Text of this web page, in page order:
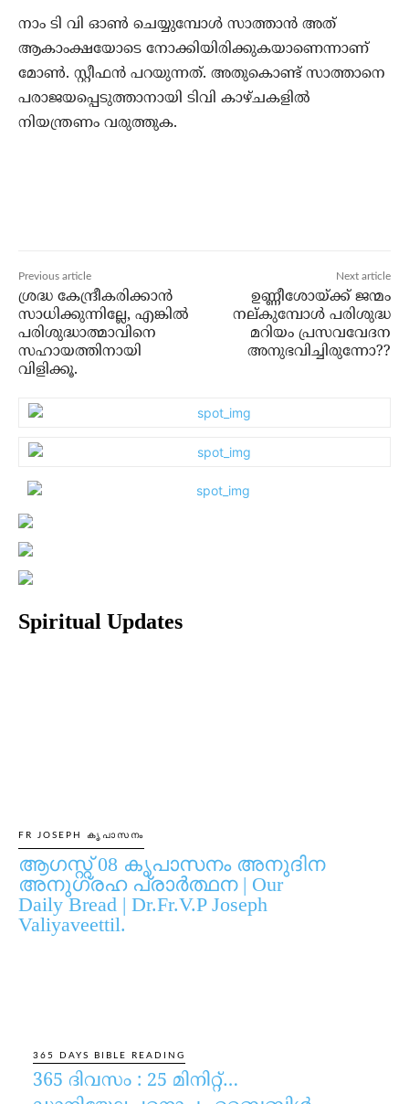
നാം ടി വി ഓണ്‍ ചെയ്യുമ്പോള്‍ സാത്താന്‍ അത്
ആകാംക്ഷയോടെ നോക്കിയിരിക്കുകയാണെന്നാണ്
മോണ്‍. സ്റ്റീഫന്‍ പറയുന്നത്. അതുകൊണ്ട് സാത്താനെ
പരാജയപ്പെടുത്താനായി ടിവി കാഴ്ചകളില്‍
നിയന്ത്രണം വരുത്തുക.
Previous article
ശ്രദ്ധ കേന്ദ്രീകരിക്കാന്‍
സാധിക്കുന്നില്ലേ, എങ്കില്‍
പരിശുദ്ധാത്മാവിനെ
സഹായത്തിനായി
വിളിക്കൂ.
Next article
ഉണ്ണീശോയ്ക്ക് ജന്മം
നല്കുമ്പോള്‍ പരിശുദ്ധ
മറിയം പ്രസവവേദന
അനുഭവിച്ചിരുന്നോ??
Spiritual Updates
FR JOSEPH കൃപാസനം
ആഗസ്റ്റ് 08 കൃപാസനം അനുദിന
അനുഗ്രഹ പ്രാർത്ഥന | Our
Daily Bread | Dr.Fr.V.P Joseph
Valiyaveettil.
365 DAYS BIBLE READING
365 ദിവസം : 25 മിനിറ്റ്…